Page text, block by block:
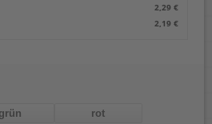
2,29 €
2,19 €
grün rot